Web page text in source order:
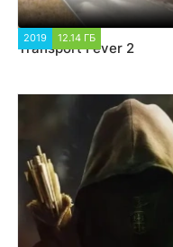
2019 12.14 ГБ
Transport Fever 2